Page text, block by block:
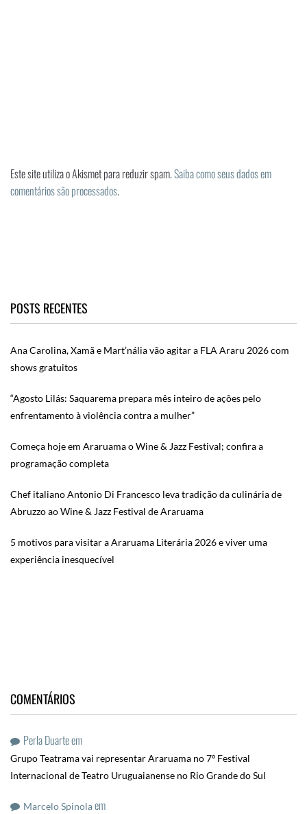
Este site utiliza o Akismet para reduzir spam.Saiba como seus dados em
comentários são processados.
POSTS RECENTES
Ana Carolina, Xamã e Mart’nália vão agitar a FLA Araru 2026 com
shows gratuitos
“Agosto Lilás: Saquarema prepara mês inteiro de ações pelo
enfrentamento à violência contra a mulher”
Começa hoje em Araruama o Wine & Jazz Festival; confira a
programação completa
Chef italiano Antonio Di Francesco leva tradição da culinária de
Abruzzo ao Wine & Jazz Festival de Araruama
5 motivos para visitar a Araruama Literária 2026 e viver uma
experiência inesquecível
COMENTÁRIOS
Perla Duarteem
Grupo Teatrama vai representar Araruama no 7º Festival
Internacional de Teatro Uruguaianense no Rio Grande do Sul
Marcelo Spinolaem